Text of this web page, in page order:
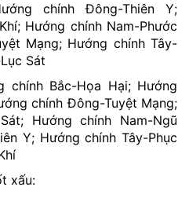
chính Đông-Thiên Y;
Hướng chính Nam-Phước
Mạng; Hướng chính Tây-
Sát
Bắc-Họa Hại; Hướng
chính Đông-Tuyệt Mạng;
Hướng chính Nam-Ngũ
Y; Hướng chính Tây-Phục
xấu: